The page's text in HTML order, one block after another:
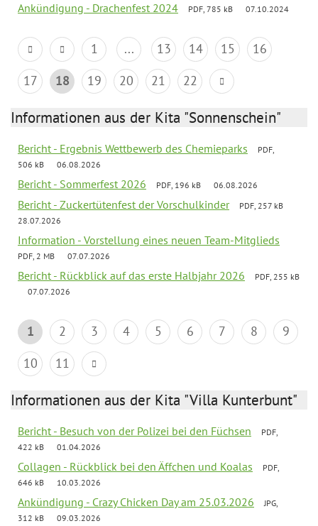
Ankündigung - Drachenfest 2024 PDF, 785 kB 07.10.2024
1 ... 13 14 15
16
17
18 19 20 21 22
Informationen aus der Kita "Sonnenschein"
Bericht - Ergebnis Wettbewerb des Chemieparks
PDF,
506 kB
06.08.2026
Bericht - Sommerfest 2026 PDF, 196 kB 06.08.2026
Bericht - Zuckertütenfest der Vorschulkinder
PDF, 257 kB
28.07.2026
Information - Vorstellung eines neuen Team-Mitglieds
PDF, 2 MB 07.07.2026
Bericht - Rückblick auf das erste Halbjahr 2026
PDF, 255 kB
07.07.2026
1 2 3 4 5 6 7 8
9
10
11
Informationen aus der Kita "Villa Kunterbunt"
Bericht - Besuch von der Polizei bei den Füchsen
PDF,
422 kB
01.04.2026
Collagen - Rückblick bei den Äffchen und Koalas
PDF,
646 kB
10.03.2026
Ankündigung - Crazy Chicken Day am 25.03.2026
JPG,
312 kB
09.03.2026